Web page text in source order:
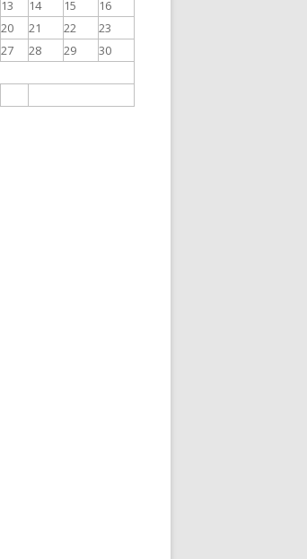
13 14 15
16
20 21 22
23
27 28 29
30